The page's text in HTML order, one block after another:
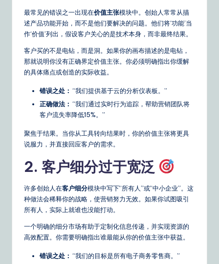
D
ai
ly
G
A
&
S
o
最常见的错误之一出现在价值主张模块中。创始人常常从描
述产品功能开始，而不是他们要解决的问题。他们将‘功能’当
作‘价值’列出，假设客户关心的是技术本身，而非最终结果。
客户买的不是电钻，而是洞。如果你的画布描述的是电钻，
那就说明你没有正确界定价值主张。你必须明确指出你缓解
的具体痛点或创造的实际收益。
错误之处： “我们提供基于云的分析仪表板。”
正确做法： “我们通过实时行为追踪，帮助营销团队将
客户流失率降低15%。”
聚焦于结果。当你从工具转向结果时，你的价值主张将更具
说服力，并直接回应客户的需求。
2. 客户细分过于宽泛
许多创始人在客户细分模块中写下“所有人”或“中小企业”。这
种做法会稀释你的战略，使营销努力无效。如果你试图吸引
所有人，实际上就谁也没能打动。
一个明确的细分市场有助于定制化信息传递，并实现资源的
高效配置。你需要明确指出谁最能从你的价值主张中获益。
错误之处： “我们的目标是所有电子商务零售商。”